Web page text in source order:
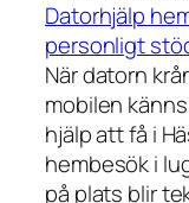
Datorhjälp
personligt
När datorn
mobilen
hjälp att få i
hembesök i
på plats blir